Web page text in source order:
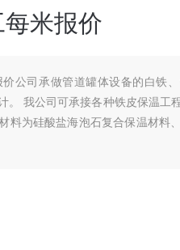
米报价
公司承做管道罐体设备的白铁
。 我公司可承接各种铁皮保温工
料为硅酸盐海泡石复合保温材料